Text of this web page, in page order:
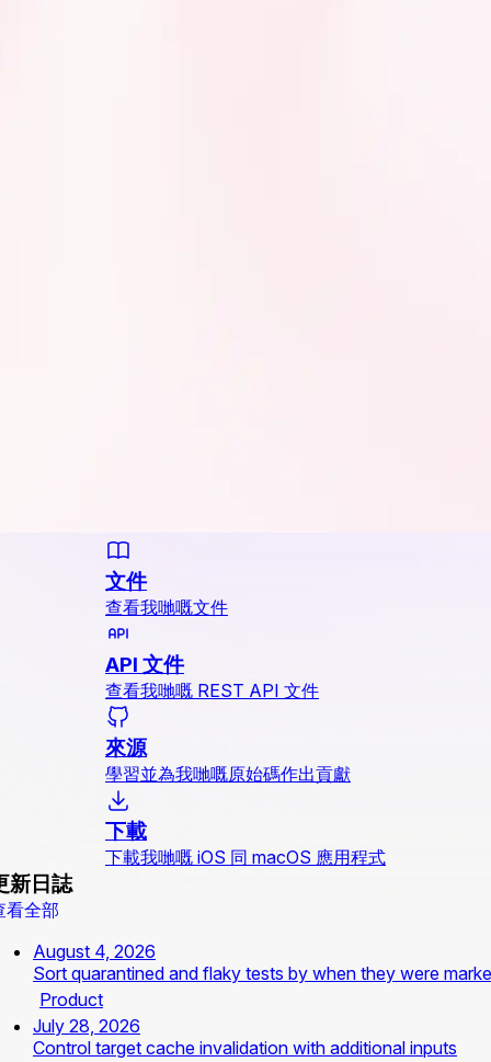
文件
查看我哋嘅文件
API 文件
查看我哋嘅 REST API 文件
來源
學習並為我哋嘅原始碼作出貢獻
下載
下載我哋嘅 iOS 同 macOS 應用程式
新日誌
看全部
August 4, 2026
Sort quarantined and flaky tests by when they were
Product
July 28, 2026
Control target cache invalidation with additional inputs